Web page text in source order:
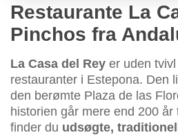
Restaurante La
Pinchos fra
La Casa del Rey er uden
restauranter i Estepona. Den
den berømte Plaza de las
historien går mere end 200
finder du udsøgte,